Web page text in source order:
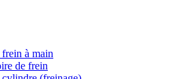
à main
de frein